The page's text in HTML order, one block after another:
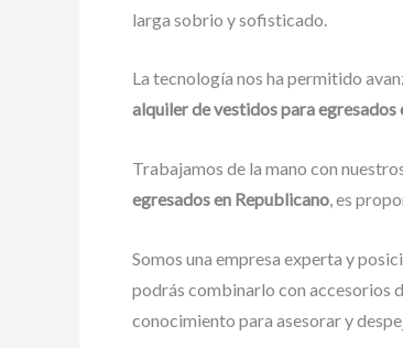
larga sobrio y sofisticado.
La tecnología nos ha permitido
alquiler de vestidos para egresados
Trabajamos de la mano con
egresadosen Republicano, es
Somos una empresa experta y
podrás combinarlo con accesorios
conocimiento para asesorar y